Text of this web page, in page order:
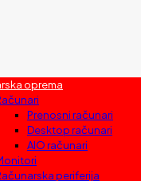
oprema
Prenosni računari
Desktop računari
AIO računari
periferija